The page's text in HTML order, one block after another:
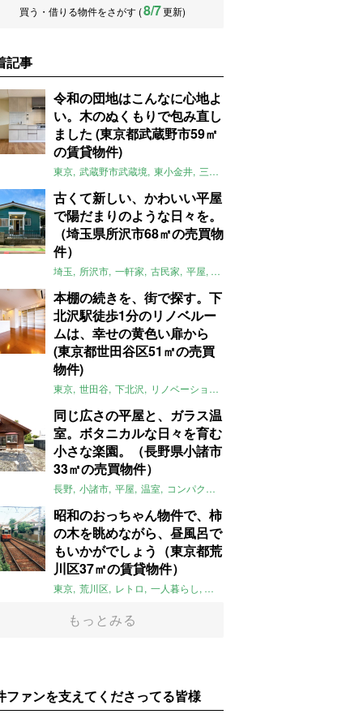
買う・借りる物件をさがす (8/7更新)
記事
令和の団地はこんなに心地よ
い。木のぬくもりで包み直し
ました (東京都武蔵野市59㎡
の賃貸物件)
東京 武蔵野市武蔵境 東小金井 三鷹
古くて新しい、かわいい平屋
で陽だまりのような日々を。
（埼玉県所沢市68㎡の売買物
件）
埼玉 所沢市 一軒家 古民家 平屋 庭
本棚の続きを、街で探す。下
北沢駅徒歩1分のリノベルー
ムは、幸せの黄色い扉から
(東京都世田谷区51㎡の売買
物件)
東京 世田谷 下北沢 リノベーション
同じ広さの平屋と、ガラス温
室。ボタニカルな日々を育む
小さな楽園。（長野県小諸市
33㎡の売買物件）
長野 小諸市 平屋 温室 コンパクト
昭和のおっちゃん物件で、柿
の木を眺めながら、昼風呂で
もいかがでしょう（東京都荒
川区37㎡の賃貸物件）
東京 荒川区 レトロ 一人暮らし タイル
もっとみる
ファンを支えてくださってる皆様